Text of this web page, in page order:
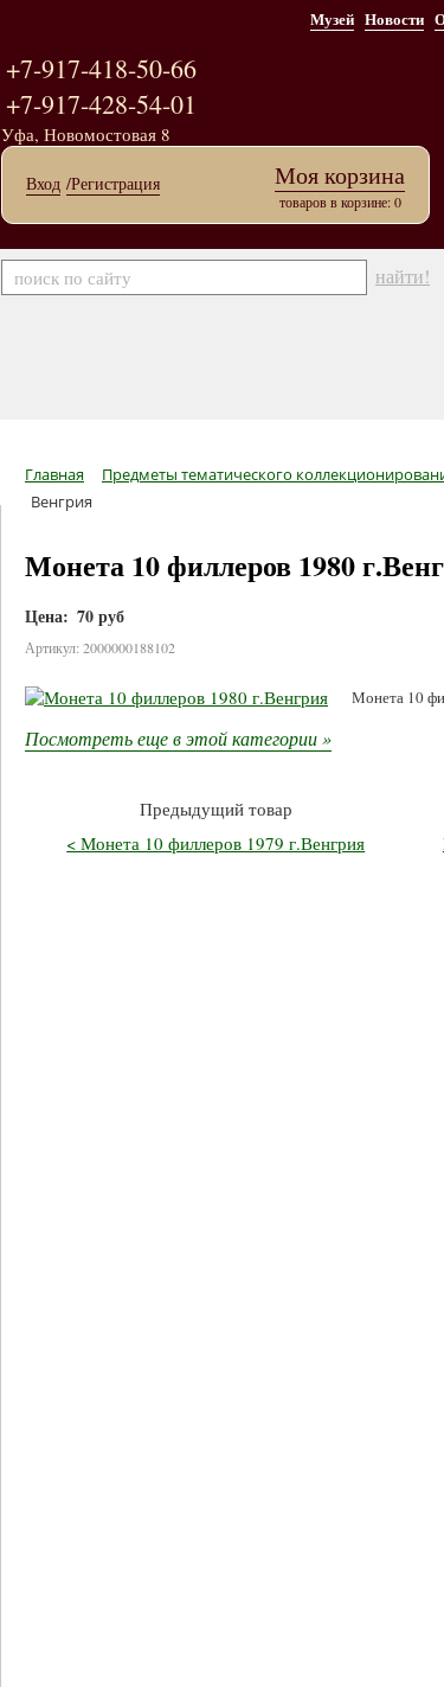
Музей Новости
+7-917-418-50-66
+7-917-428-54-01
Уфа, Новомостовая 8
Вход /Регистрация Моя корзина
товаров в корзине: 0
найти!
Главная Предметы тематического
Венгрия
Монета 10 филлеров 1980
Цена: 70 руб
Артикул: 2000000188102
Монета 10
Посмотреть еще в этой категории »
Предыдущий товар
< Монета 10 филлеров 1979 г.Венгрия